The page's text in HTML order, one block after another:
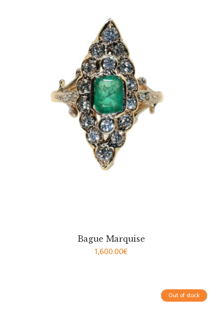
Bague Marquise
1,600.00€
Out of stock